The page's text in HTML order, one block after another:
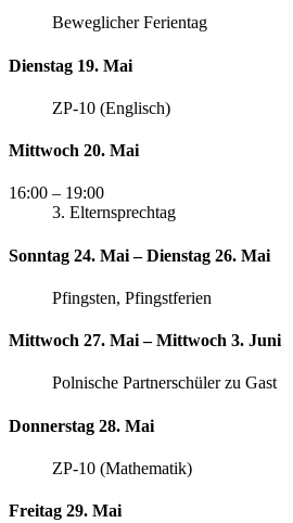
Beweglicher Ferientag
Dienstag 19. Mai
ZP-10 (Englisch)
Mittwoch 20. Mai
16:00 – 19:00
3. Elternsprechtag
Sonntag 24. Mai – Dienstag 26. Mai
Pfingsten, Pfingstferien
Mittwoch 27. Mai – Mittwoch 3. Juni
Polnische Partnerschüler zu Gast
Donnerstag 28. Mai
ZP-10 (Mathematik)
Freitag 29. Mai